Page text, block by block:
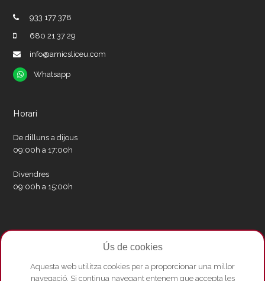
933 177 378
680 21 37 29
info@amicsliceu.com
Whatsapp
Whatsapp
Horari
De dilluns a dijous
09:00h a 17:00h
Divendres
09:00h a 15:00h
Xarxes socials
TwitterFacebookInstagram
Whatsapp
Youtube
Ús de cookies
Aquesta web utilitza cookies per a proporcionar una millor
navegació. Si continua navegant entenem que accepta les